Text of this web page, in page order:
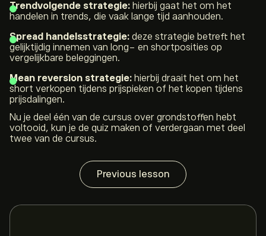
Trendvolgende strategie: hierbij gaat het om het
handelen in trends, die vaak lange tijd aanhouden.
Spread handelsstrategie: deze strategie betreft het
gelijktijdig innemen van long- en shortposities op
vergelijkbare beleggingen.
Mean reversion strategie: hierbij draait het om het
short verkopen tijdens prijspieken of het kopen tijdens
prijsdalingen.
Nu je deel één van de cursus over grondstoffen hebt
voltooid, kun je de quiz maken of verdergaan met deel
twee van de cursus.
Previous lesson